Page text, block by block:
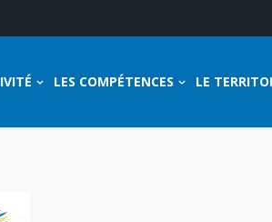
LES COMPÉTENCES LE